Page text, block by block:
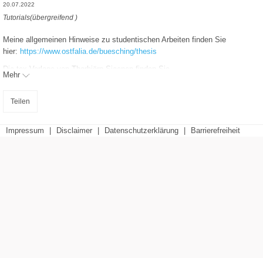
20.07.2022
Tutorials(übergreifend )
Meine allgemeinen Hinweise zu studentischen Arbeiten finden Sie
hier: https://www.ostfalia.de/buesching/thesis
Die tex-Vorlage von Thorbjörn Siaenen finden Sie
Zum ShareLaTeX geht's hier lang:
hier:https://en.wikipedia.org/wiki/BibTeX
Mehr
Teilen
Impressum Disclaimer Datenschutzerklärung Barrierefreiheit